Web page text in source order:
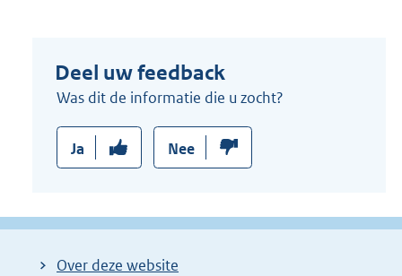
Deel uw feedback
Was dit de informatie die u zocht?
Ja Nee
Over deze website